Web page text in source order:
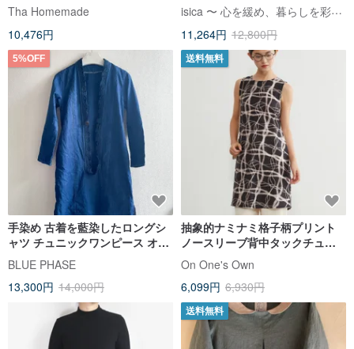
Tha Homemade
10,476円
isica 〜 心を緩め、暮らしを彩る服〜
11,264円 12,800円
5%OFF
手染め 古着を藍染したロングシ
ャツ チュニックワンピース オー
バーダイ エスニック Tunic
aizome japanblue コットン
BLUE PHASE
13,300円 14,000円
送料無料
抽象的ナミナミ格子柄プリント
ノースリーブ背中タックチュニ
ック
On One's Own
6,099円 6,930円
送料無料